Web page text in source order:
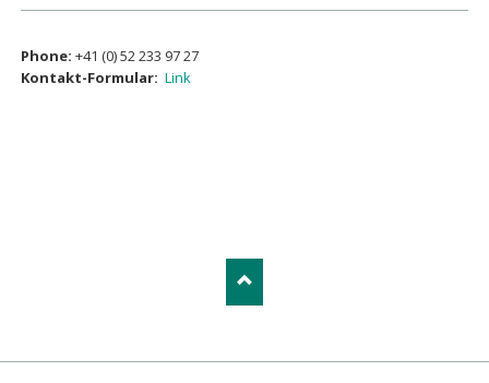
Phone: +41 (0) 52 233 97 27
Kontakt-Formular: Link